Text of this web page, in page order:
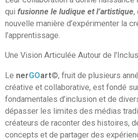
qui fusionne le ludique et l’artistique,
nouvelle manière d’expérimenter la
l’apprentissage.
Une Vision Articulée Autour de
Le nerGOart©, fruit de plusieurs
créative et collaborative, est fondé
fondamentales d’inclusion et de
dépasser les limites des médias
créateurs de raconter des histoires,
concepts et de partager des